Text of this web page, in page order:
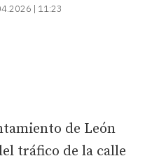
| 11:23
de León
tráfico de la calle